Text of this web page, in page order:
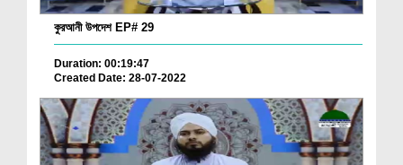
কুরআনী উপদেশ EP# 29
Duration: 00:19:47
Created Date: 28-07-2022